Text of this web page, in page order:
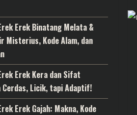
Erek Binatang Melata &
Misterius, Kode Alam, dan
Erek Kera dan Sifat
Cerdas, Licik, tapi Adaptif!
Erek Gajah: Makna, Kode